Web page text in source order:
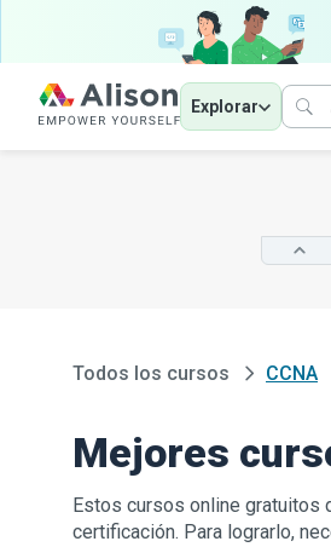
Explorar
Todos los cursos CCNA
Mejores
Estos cursos online gratuitos
certificación. Para lograrlo,